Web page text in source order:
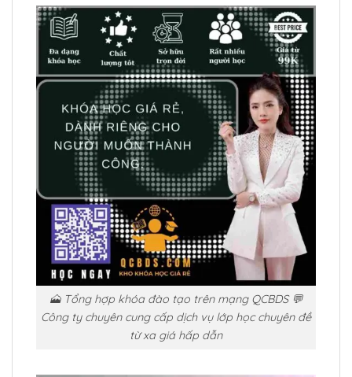
🗻 Tổng hợp khóa đào tạo trên mạng QCBDS 💬
Công ty chuyên cung cấp dịch vụ lớp học chuyên đề
từ xa giá hấp dẫn